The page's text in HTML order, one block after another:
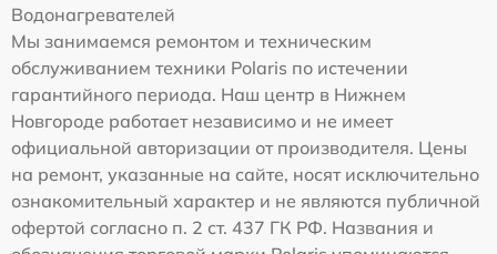
Водонагревателей
Мы занимаемся ремонтом и техническим
обслуживанием техники Polaris по истечении
гарантийного периода. Наш центр в Нижнем
Новгороде работает независимо и не имеет
официальной авторизации от производителя. Цены
на ремонт, указанные на сайте, носят исключительно
ознакомительный характер и не являются публичной
офертой согласно п. 2 ст. 437 ГК РФ. Названия и